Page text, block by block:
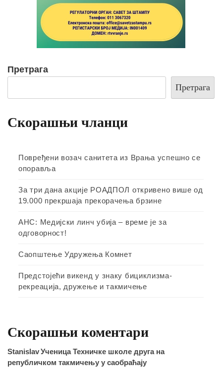
Претрага
Претрага
Скорашњи чланци
Повређени возач санитета из Врања успешно се
опоравља
За три дана акције РОАДПОЛ откривено више од
19.000 прекршаја прекорачења брзине
АНС: Медијски линч убија – време је за
одговорност!
Саопштење Удружења Комнет
Предстојећи викенд у знаку бициклизма-
рекреација, дружење и такмичење
Скорашњи коментари
StanislavУченица Техничке школе друга на
републичком такмичењу у саобраћају